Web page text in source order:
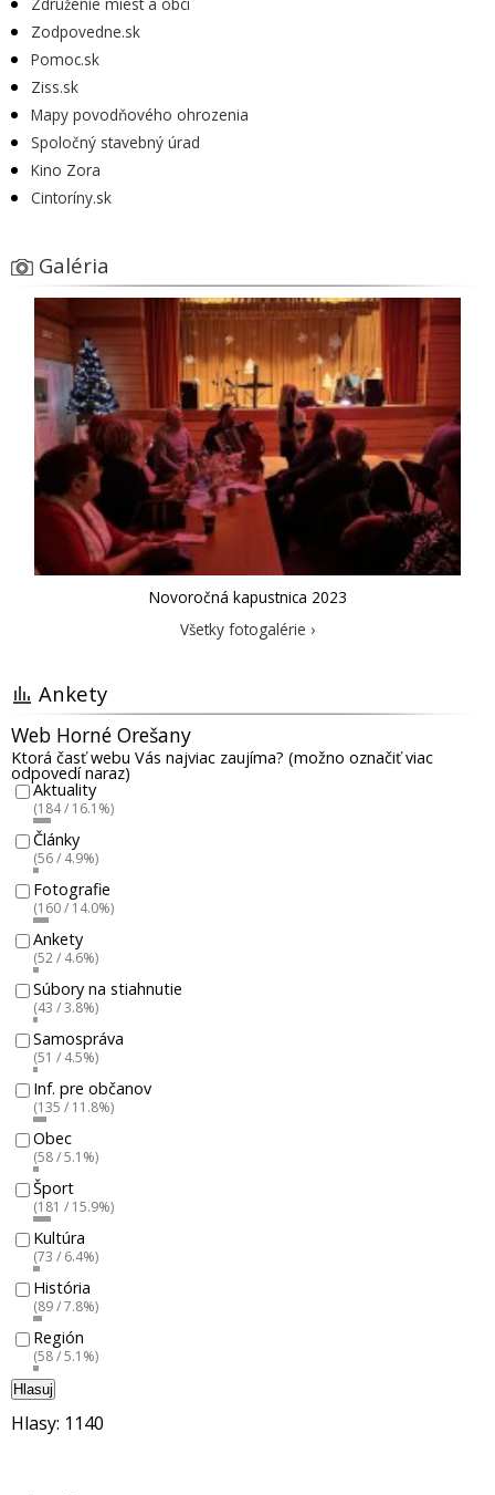
Združenie miest a obcí
Zodpovedne.sk
Pomoc.sk
Ziss.sk
Mapy povodňového ohrozenia
Spoločný stavebný úrad
Kino Zora
Cintoríny.sk
Galéria
Novoročná kapustnica 2023
Všetky fotogalérie ›
Ankety
Web Horné Orešany
Ktorá časť webu Vás najviac zaujíma? (možno označiť viac
odpovedí naraz)
Aktuality
(184 / 16.1%)
Články
(56 / 4.9%)
Fotografie
(160 / 14.0%)
Ankety
(52 / 4.6%)
Súbory na stiahnutie
(43 / 3.8%)
Samospráva
(51 / 4.5%)
Inf. pre občanov
(135 / 11.8%)
Obec
(58 / 5.1%)
Šport
(181 / 15.9%)
Kultúra
(73 / 6.4%)
História
(89 / 7.8%)
Región
(58 / 5.1%)
Hlasuj
Hlasy: 1140